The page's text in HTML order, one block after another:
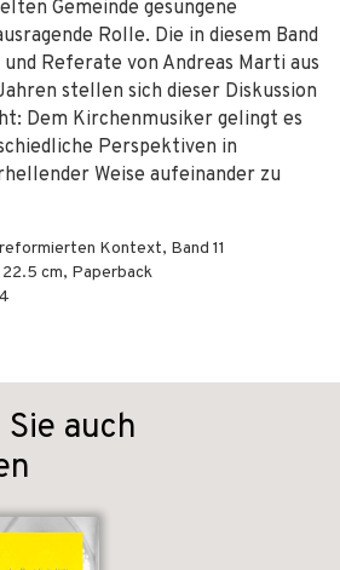
Gemeinde gesungene
Rolle. Die in diesem Band
Referate von Andreas Marti aus
stellen sich dieser Diskussion
Dem Kirchenmusiker gelingt es
Perspektiven in
Weise aufeinander zu
Kontext, Band 11
cm, Paperback
auch